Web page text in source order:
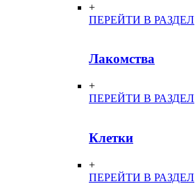
+
ПЕРЕЙТИ В РАЗДЕЛ
Лакомства
+
ПЕРЕЙТИ В РАЗДЕЛ
Клетки
+
ПЕРЕЙТИ В РАЗДЕЛ